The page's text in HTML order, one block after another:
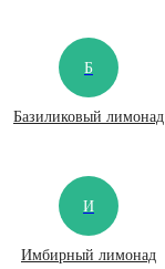
Б
Базиликовый лимонад
И
Имбирный лимонад